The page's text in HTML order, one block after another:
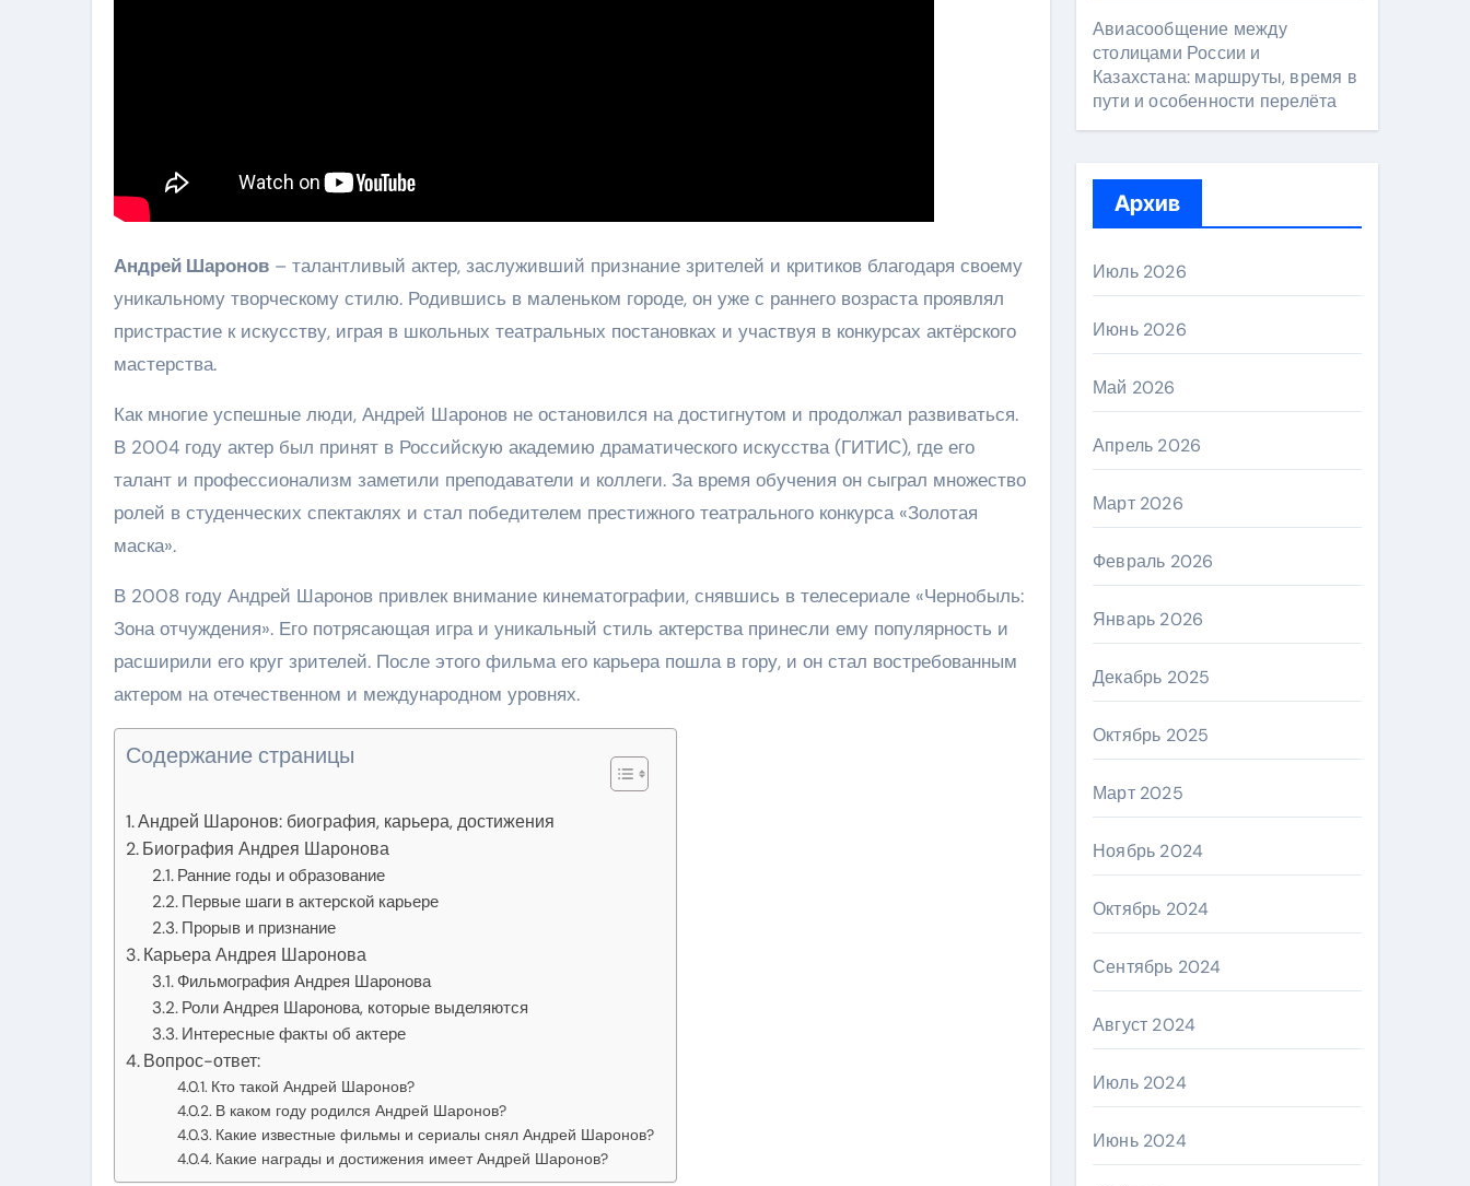
Андрей Шаронов – талантливый актер, заслуживший признание зрителей и критиков благодаря своему
уникальному творческому стилю. Родившись в маленьком городе, он уже с раннего возраста проявлял
пристрастие к искусству, играя в школьных театральных постановках и участвуя в конкурсах актёрского
мастерства.
Как многие успешные люди, Андрей Шаронов не остановился на достигнутом и продолжал развиваться.
В 2004 году актер был принят в Российскую академию драматического искусства (ГИТИС), где его
талант и профессионализм заметили преподаватели и коллеги. За время обучения он сыграл множество
ролей в студенческих спектаклях и стал победителем престижного театрального конкурса «Золотая
маска».
В 2008 году Андрей Шаронов привлек внимание кинематографии, снявшись в телесериале «Чернобыль:
Зона отчуждения». Его потрясающая игра и уникальный стиль актерства принесли ему популярность и
расширили его круг зрителей. После этого фильма его карьера пошла в гору, и он стал востребованным
актером на отечественном и международном уровнях.
Содержание страницы
Андрей Шаронов: биография, карьера, достижения
Биография Андрея Шаронова
Ранние годы и образование
Первые шаги в актерской карьере
Прорыв и признание
Карьера Андрея Шаронова
Фильмография Андрея Шаронова
Роли Андрея Шаронова, которые выделяются
Интересные факты об актере
Вопрос-ответ:
Кто такой Андрей Шаронов?
В каком году родился Андрей Шаронов?
Какие известные фильмы и сериалы снял Андрей Шаронов?
Какие награды и достижения имеет Андрей Шаронов?
Авиасообщение между
столицами России и
Казахстана: маршруты, время в
пути и особенности перелёта
Архив
Июль 2026
Июнь 2026
Май 2026
Апрель 2026
Март 2026
Февраль 2026
Январь 2026
Декабрь 2025
Октябрь 2025
Март 2025
Ноябрь 2024
Октябрь 2024
Сентябрь 2024
Август 2024
Июль 2024
Июнь 2024